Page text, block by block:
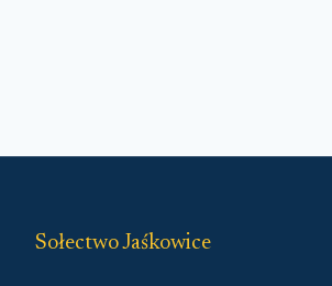
Sołectwo Jaśkowice